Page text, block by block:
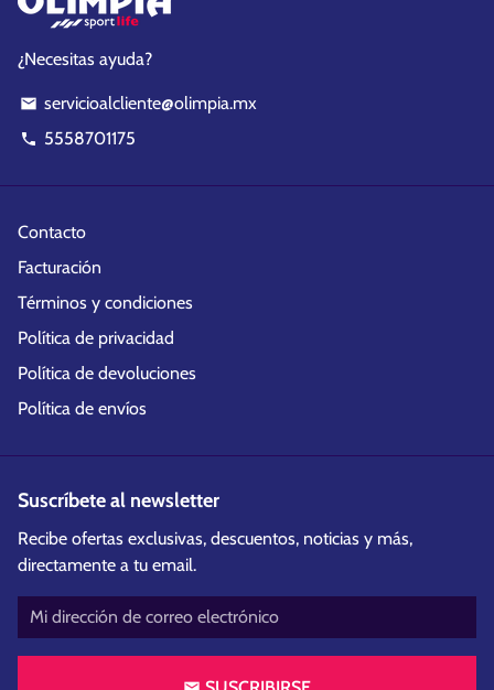
¿Necesitas ayuda?
email servicioalcliente@olimpia.mx
phone 5558701175
Contacto
Facturación
Términos y condiciones
Política de privacidad
Política de devoluciones
Política de envíos
Suscríbete al newsletter
Recibe ofertas exclusivas, descuentos, noticias y más,
directamente a tu email.